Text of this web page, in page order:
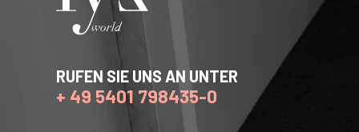
RUFEN SIE UNS AN UNTER
+ 49 5401 798435-0